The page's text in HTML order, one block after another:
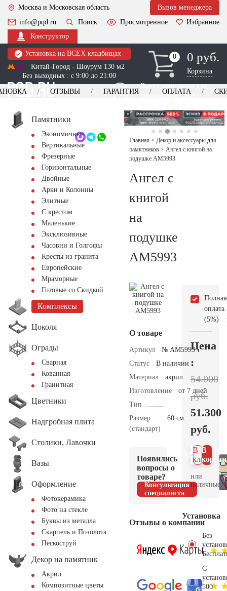
Москва и Московская область
Вызов менеджера
info@pqd.ru
Поиск Просмотренное
Избранное
Конструктор
Установка на ВСЕХ кладбищах
Китай-Город - Шоурум 130 м2
Без выходных : с 9:00 до 21:00
0
0 0 руб.
Корзина
Выезд менеджера для
оформления заказа
+7 (495) 518-44-23
Обратный звонок
ОТЗЫВЫ ГАРАНТИЯ ОПЛАТА
Памятники
Экономичные
Вертикальные
Фрезерные
Горизонтальные
Двойные
Арки и Колонны
Элитные
С крестом
Маленькие
Эксклюзивные
Часовни и Голгофы
Кресты из гранита
Европейские
Мраморные
Готовые со Скидкой
Комплексы
Цоколя
Ограды
Сварная
Кованная
Гранитная
Цветники
Надгробная плита
Столики, Лавочки
Вазы
Оформление
Фотокерамика
Фото на стекле
Буквы из металла
Скарпель и Позолота
Пескоструй
Декор на памятник
Акрил
Композитные цветы
Главная > Декор и аксессуары для
памятников > Ангел с книгой на
подушке AM5993
Ангел с
книгой
на
подушке
AM5993
О товаре
Артикул
№ AM5993
Статус
В наличии
Материал
акрил
Изготовление
от 7 дней
Тип
Размер
(стандарт)
60 см.
Появились
вопросы о
товаре?
Консультация
специалиста
Отзывы о компании
Полная
оплата
(5%)
Цена
:
54.000
руб.
51.300
руб.
В
В 1
клик
или
наличные.
Установка
Без
С
500